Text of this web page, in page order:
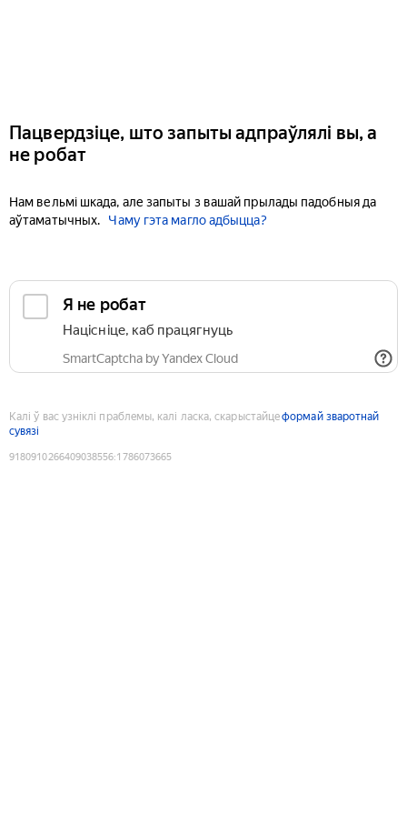
Пацвердзіце, што запыты адпраўлялі вы, а
не робат
Нам вельмі шкада, але запыты з вашай прылады падобныя да
аўтаматычных.
Чаму гэта магло адбыцца?
Я не робат
Націсніце, каб працягнуць
SmartCaptcha by Yandex Cloud
Калі ў вас узніклі праблемы, калі ласка, скарыстайцеформай зваротнай
сувязі
9180910266409038556:1786073665